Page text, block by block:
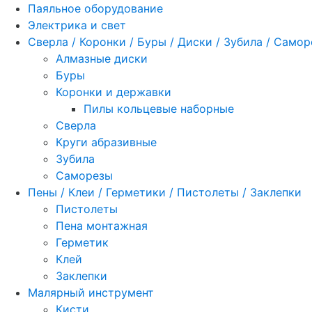
Паяльное оборудование
Электрика и свет
Сверла / Коронки / Буры / Диски / Зубила /
Алмазные диски
Буры
Коронки и державки
Пилы кольцевые наборные
Сверла
Круги абразивные
Зубила
Саморезы
Пены / Клеи / Герметики / Пистолеты / Заклепки
Пистолеты
Пена монтажная
Герметик
Клей
Заклепки
Малярный инструмент
Кисти